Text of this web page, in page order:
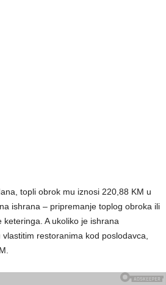
topli obrok mu iznosi 220,88 KM u
ishrana – pripremanje toplog obroka ili
A ukoliko je ishrana
restoranima kod poslodavca,